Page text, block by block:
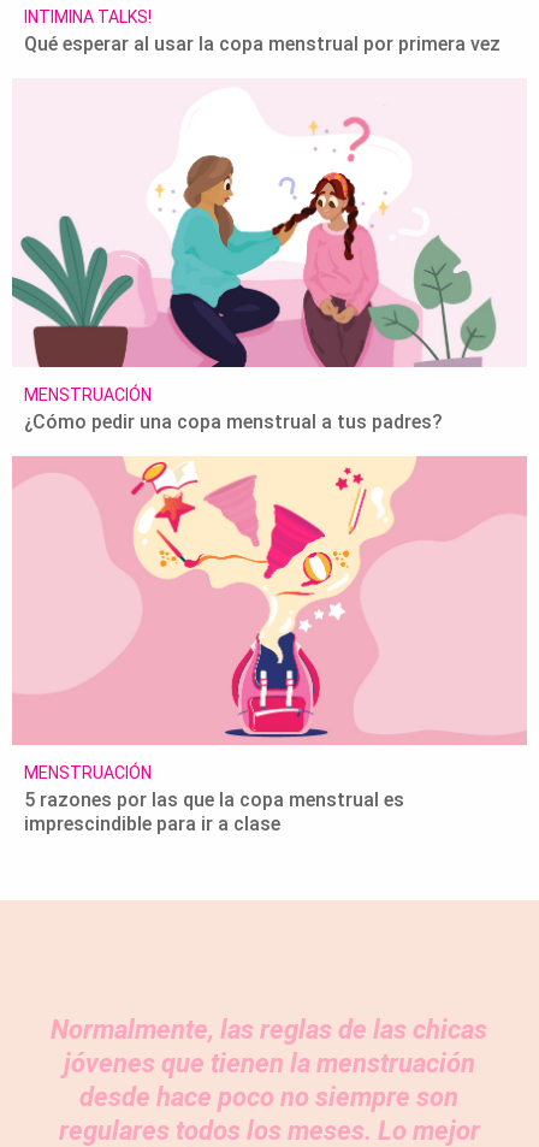
INTIMINA TALKS!
Qué esperar al usar la copa menstrual por primera vez
MENSTRUACIÓN
¿Cómo pedir una copa menstrual a tus padres?
MENSTRUACIÓN
5 razones por las que la copa menstrual es
imprescindible para ir a clase
Normalmente, las reglas de las chicas
jóvenes que tienen la menstruación
desde hace poco no siempre son
regulares todos los meses. Lo mejor